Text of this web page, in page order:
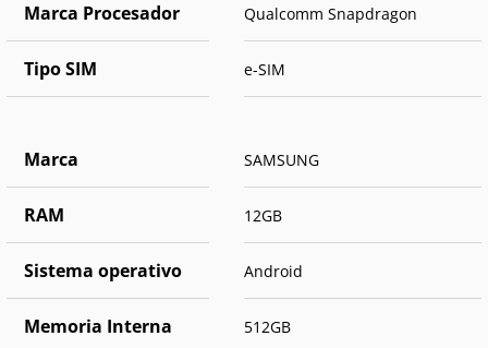
Marca Procesador Qualcomm Snapdragon
Tipo SIM e-SIM
Marca SAMSUNG
RAM 12GB
Sistema operativo Android
Memoria Interna 512GB